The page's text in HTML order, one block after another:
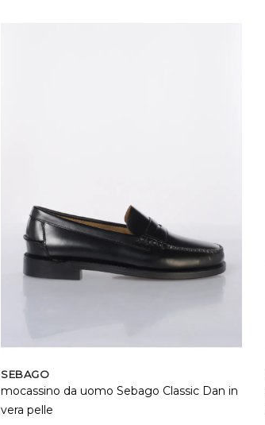
SEBAGO
mocassino da uomo Sebago Classic Dan in
vera pelle